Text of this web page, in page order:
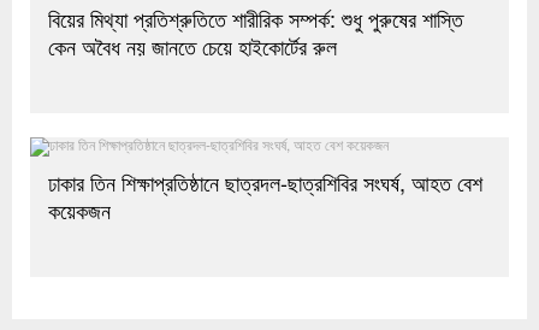
বিয়ের মিথ্যা প্রতিশ্রুতিতে শারীরিক সম্পর্ক: শুধু পুরুষের শাস্তি
কেন অবৈধ নয় জানতে চেয়ে হাইকোর্টের রুল
ঢাকার তিন শিক্ষাপ্রতিষ্ঠানে ছাত্রদল-ছাত্রশিবির সংঘর্ষ, আহত বেশ
কয়েকজন